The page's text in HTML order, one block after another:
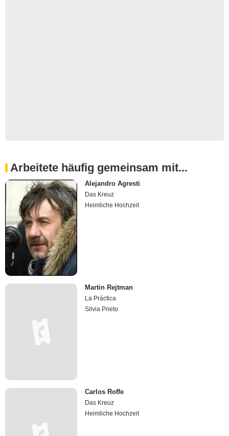
Arbeitete häufig gemeinsam mit...
Alejandro Agresti
Das Kreuz
Heimliche Hochzeit
Martin Rejtman
La Práctica
Silvia Prieto
Carlos Roffe
Das Kreuz
Heimliche Hochzeit